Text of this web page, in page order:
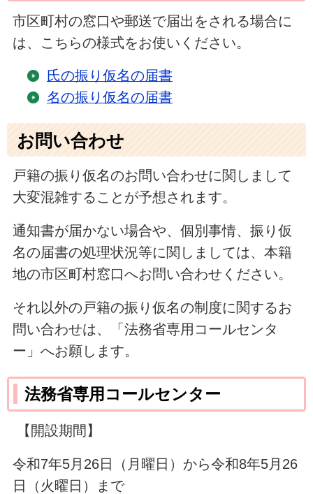
市区町村の窓口や郵送で届出をされる場合に
は、こちらの様式をお使いください。
氏の振り仮名の届書
名の振り仮名の届書
お問い合わせ
戸籍の振り仮名のお問い合わせに関しまして
大変混雑することが予想されます。
通知書が届かない場合や、個別事情、振り仮
名の届書の処理状況等に関しましては、本籍
地の市区町村窓口へお問い合わせください。
それ以外の戸籍の振り仮名の制度に関するお
問い合わせは、「法務省専用コールセンタ
ー」へお願します。
法務省専用コールセンター
【開設期間】
令和7年5月26日（月曜日）から令和8年5月26
日（火曜日）まで